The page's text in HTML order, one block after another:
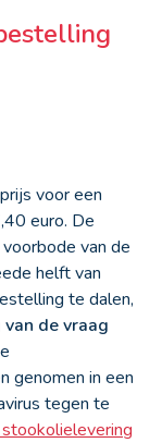
voor een
euro. De
van de
helft van
te dalen,
de vraag
genomen in een
tegen te